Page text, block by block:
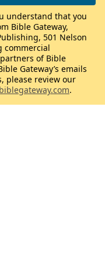
understand that you
Bible Gateway,
501 Nelson
commercial
of Bible
Gateway’s emails
please review our
.